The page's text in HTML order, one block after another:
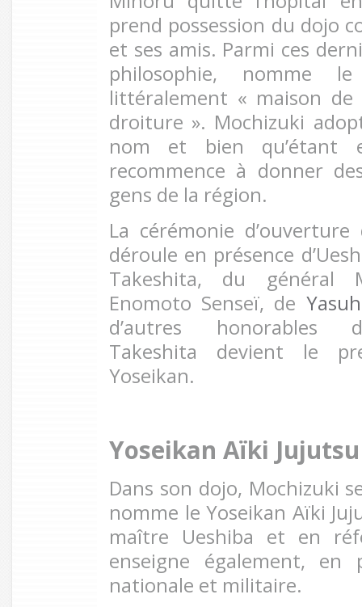
prend possession du dojo
et ses amis. Parmi ces
philosophie, nomme
littéralement « maison
droiture ». Mochizuki
nom et bien qu’étant
recommence à donner
gens de la région.
La cérémonie
déroule en présence
Takeshita, du général
Enomoto Senseï, de
d’autres honorables
Takeshita devient le
Yoseikan.
Yoseikan Aïki Jujutsu
Dans son dojo, Mochizuki
nomme le Yoseikan Aïki
maître Ueshiba et en
enseigne également, en
nationale et militaire.